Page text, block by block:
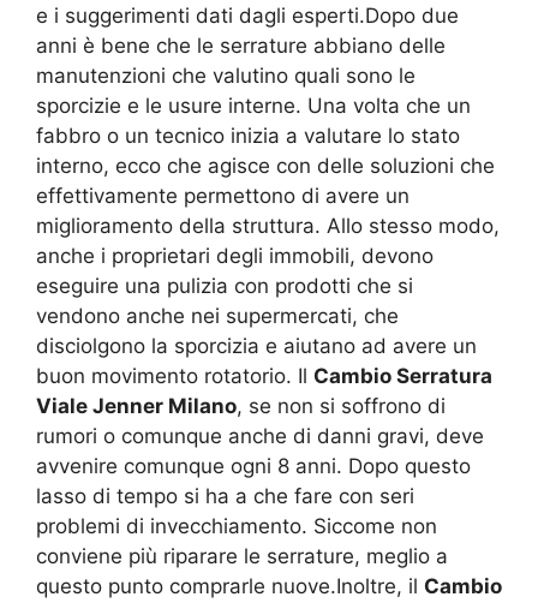
e i suggerimenti dati dagli esperti.Dopo due
anni è bene che le serrature abbiano delle
manutenzioni che valutino quali sono le
sporcizie e le usure interne. Una volta che un
fabbro o un tecnico inizia a valutare lo stato
interno, ecco che agisce con delle soluzioni che
effettivamente permettono di avere un
miglioramento della struttura. Allo stesso modo,
anche i proprietari degli immobili, devono
eseguire una pulizia con prodotti che si
vendono anche nei supermercati, che
disciolgono la sporcizia e aiutano ad avere un
buon movimento rotatorio. Il Cambio Serratura
Viale Jenner Milano, se non si soffrono di
rumori o comunque anche di danni gravi, deve
avvenire comunque ogni 8 anni. Dopo questo
lasso di tempo si ha a che fare con seri
problemi di invecchiamento. Siccome non
conviene più riparare le serrature, meglio a
questo punto comprarle nuove.Inoltre, il Cambio